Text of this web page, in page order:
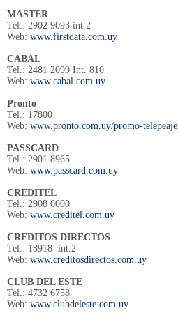
MASTER
Tel.: 2902 9093 int.2
Web: www.firstdata.com.uy
CABAL
Tel.: 2481 2099 Int. 810
Web: www.cabal.com.uy
Pronto
Tel.: 17800
Web: www.pronto.com.uy/promo-telepeaje
PASSCARD
Tel.: 2901 8965
Web: www.passcard.com.uy
CREDITEL
Tel.: 2908 0000
Web: www.creditel.com.uy
CREDITOS DIRECTOS
Tel.: 18918 int.2
Web: www.creditosdirectos.com.uy
CLUB DEL ESTE
Tel.: 4732 6758
Web: www.clubdeleste.com.uy